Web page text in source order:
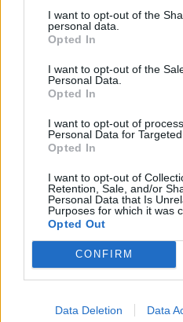
I want to opt-out of the
personal data.
Opted In
I want to opt-out of the
Personal Data.
Opted In
I want to opt-out of
Personal Data for Targeted
Opted In
I want to opt-out of
Retention, Sale, and/or
Personal Data that Is
Purposes for which it was
Opted Out
CONFIRM
Data Deletion Data
2026-08-05
ok, amiért...
2026-08-04
Legutolsó cikkek
Elektromos autó